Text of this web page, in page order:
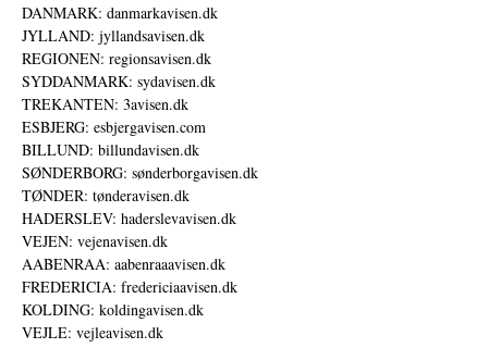
DANMARK: danmarkavisen.dk
JYLLAND: jyllandsavisen.dk
REGIONEN: regionsavisen.dk
SYDDANMARK: sydavisen.dk
TREKANTEN: 3avisen.dk
ESBJERG: esbjergavisen.com
BILLUND: billundavisen.dk
SØNDERBORG: sønderborgavisen.dk
TØNDER: tønderavisen.dk
HADERSLEV: haderslevavisen.dk
VEJEN: vejenavisen.dk
AABENRAA: aabenraaavisen.dk
FREDERICIA: fredericiaavisen.dk
KOLDING: koldingavisen.dk
VEJLE: vejleavisen.dk